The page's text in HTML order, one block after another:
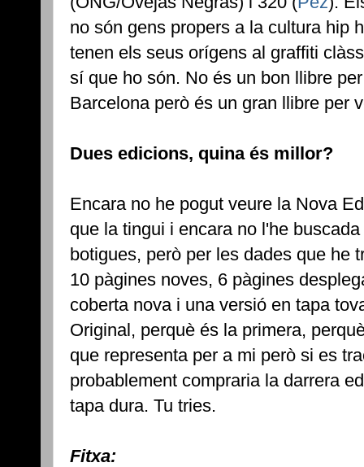
no són gens propers a la cultura hip
tenen els seus orígens al graffiti
sí que ho són. No és un bon llibre
Barcelona però és un gran llibre per
Dues edicions, quina és millor?
Encara no he pogut veure la Nova
que la tingui i encara no l'he
botigues, però per les dades que he
10 pàgines noves, 6 pàgines
coberta nova i una versió en tapa
Original, perquè és la primera,
que representa per a mi però si es
probablement compraria la darrera
tapa dura. Tu tries.
Fitxa: